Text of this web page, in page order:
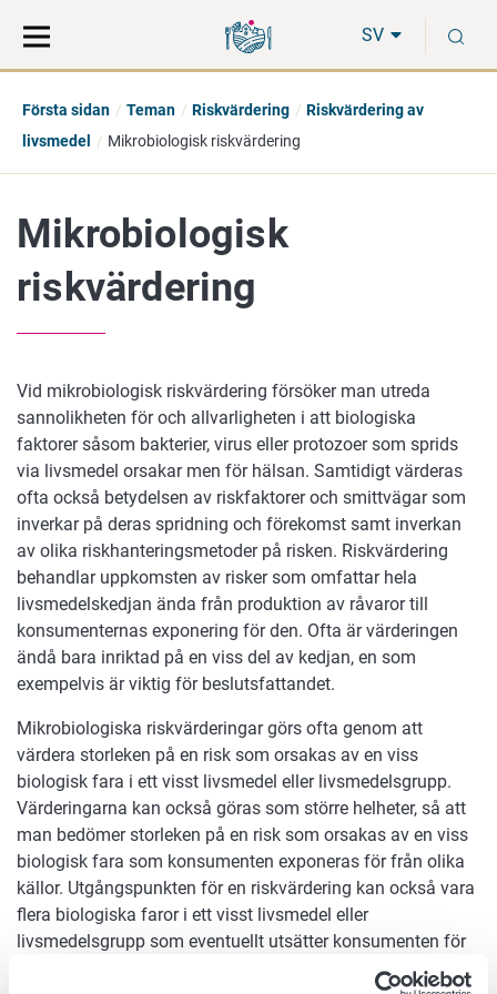
direkt
till
på
hela
SV
Första sidan Teman Riskvärdering
Riskvärdering av
livsmedel
Mikrobiologisk riskvärdering
Mikrobiologisk
riskvärdering
Vid mikrobiologisk riskvärdering försöker man utreda
sannolikheten för och allvarligheten i att biologiska
faktorer såsom bakterier, virus eller protozoer som sprids
via livsmedel orsakar men för hälsan. Samtidigt värderas
ofta också betydelsen av riskfaktorer och smittvägar som
inverkar på deras spridning och förekomst samt inverkan
av olika riskhanteringsmetoder på risken. Riskvärdering
behandlar uppkomsten av risker som omfattar hela
livsmedelskedjan ända från produktion av råvaror till
konsumenternas exponering för den. Ofta är värderingen
ändå bara inriktad på en viss del av kedjan, en som
exempelvis är viktig för beslutsfattandet.
Mikrobiologiska riskvärderingar görs ofta genom att
värdera storleken på en risk som orsakas av en viss
biologisk fara i ett visst livsmedel eller livsmedelsgrupp.
Värderingarna kan också göras som större helheter, så att
man bedömer storleken på en risk som orsakas av en viss
biologisk fara som konsumenten exponeras för från olika
källor. Utgångspunkten för en riskvärdering kan också vara
flera biologiska faror i ett visst livsmedel eller
livsmedelsgrupp som eventuellt utsätter konsumenten för